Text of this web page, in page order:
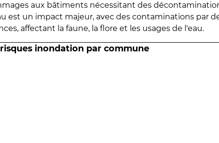
aux bâtiments nécessitant des
est un impact majeur, avec des contaminations par
affectant la faune, la flore et les usages de l'eau.
inondation par commune